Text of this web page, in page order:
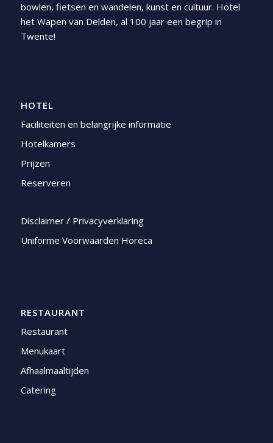
bowlen, fietsen en wandelen, kunst en cultuur. Hotel
het Wapen van Delden, al 100 jaar een begrip in
Twente!
HOTEL
Faciliteiten en belangrijke informatie
Hotelkamers
Prijzen
Reserveren
Disclaimer / Privacyverklaring
Uniforme Voorwaarden Horeca
RESTAURANT
Restaurant
Menukaart
Afhaalmaaltijden
Catering